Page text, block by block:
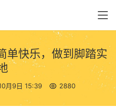
单快乐，做到脚踏实
月9日 15:39 2880